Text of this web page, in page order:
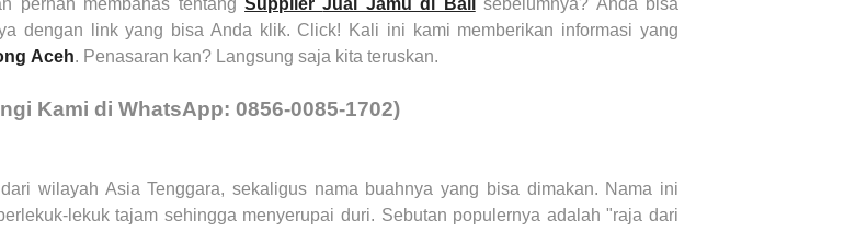
pernah membahas tentangSupplierJual Jamu di Balisebelumnya? Anda bisa
dengan link yang bisa Anda klik. Click! Kali ini kami memberikan informasi yang
Aceh. Penasaran kan? Langsung saja kita teruskan.
Kami di WhatsApp: 0856-0085-1702)
wilayah Asia Tenggara, sekaligus nama buahnya yang bisa dimakan. Nama ini
lekuk tajam sehingga menyerupai duri. Sebutan populernya adalah "raja dari